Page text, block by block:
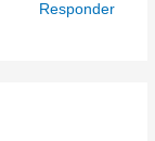
Responder